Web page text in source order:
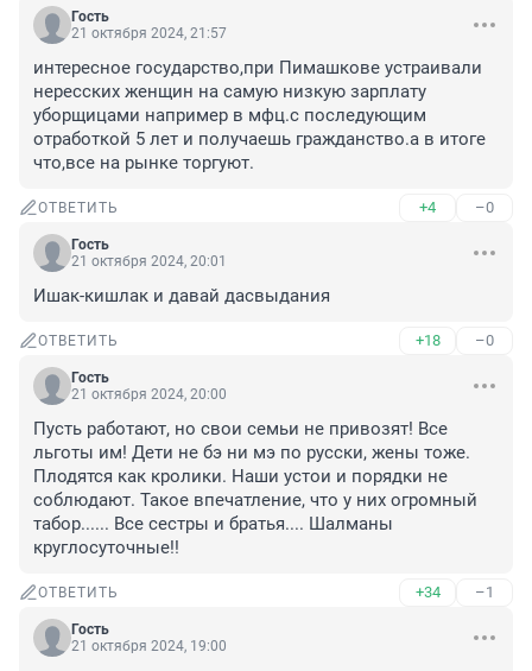
Гость
21 октября 2024, 21:57
интересное государство,при Пимашкове устраивали
нересских женщин на самую низкую зарплату
уборщицами например в мфц.с последующим
отработкой 5 лет и получаешь гражданство.а в итоге
что,все на рынке торгуют.
ОТВЕТИТЬ +4 –0
Гость
21 октября 2024, 20:01
Ишак-кишлак и давай дасвыдания
ОТВЕТИТЬ +18 –0
Гость
21 октября 2024, 20:00
Пусть работают, но свои семьи не привозят! Все
льготы им! Дети не бэ ни мэ по русски, жены тоже.
Плодятся как кролики. Наши устои и порядки не
соблюдают. Такое впечатление, что у них огромный
табор...... Все сестры и братья.... Шалманы
круглосуточные!!
ОТВЕТИТЬ +34 –1
Гость
21 октября 2024, 19:00